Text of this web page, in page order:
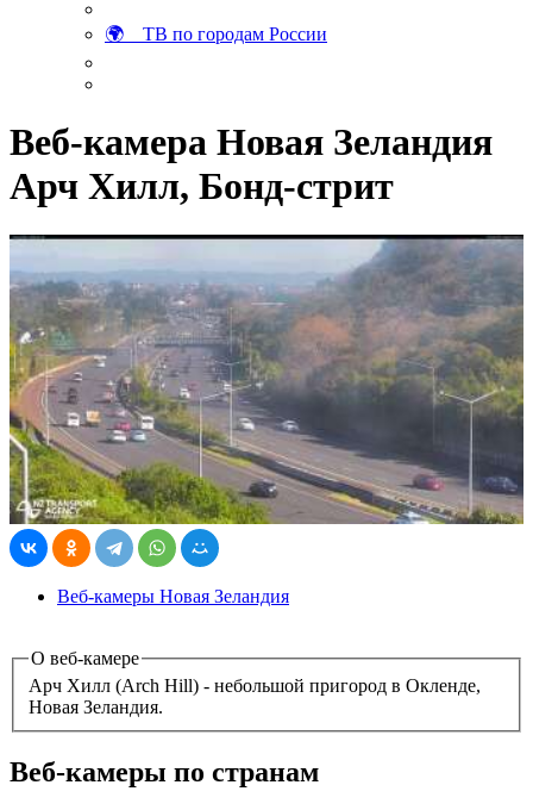
🌍 ТВ по городам России
Веб-камера Новая Зеландия
Арч Хилл, Бонд-стрит
Веб-камеры Новая Зеландия
О веб-камере
Арч Хилл (Arch Hill) - небольшой пригород в Окленде,
Новая Зеландия.
Веб-камеры по странам